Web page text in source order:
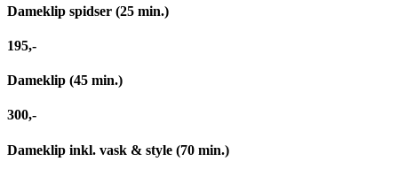
Dameklip spidser (25 min.)
195,-
Dameklip (45 min.)
300,-
Dameklip inkl. vask & style (70 min.)